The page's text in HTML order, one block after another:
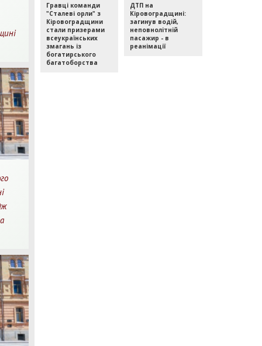
Гравці команди
"Сталеві орли" з
Кіровоградщини
стали призерами
всеукраїнських
змагань із
богатирського
багатоборства
ДТП на
Кіровоградщині:
загинув водій,
неповнолітній
пасажир - в
реанімації